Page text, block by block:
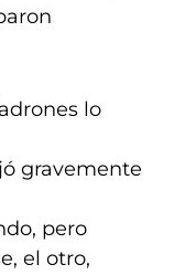
lo
gravemente
pero
el otro,